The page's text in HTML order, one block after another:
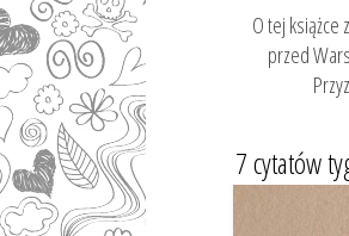
O tej książce
przed
7 cytatów